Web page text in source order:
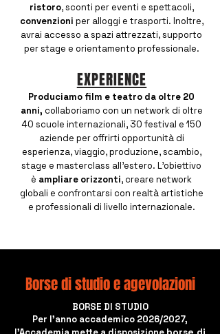
ristoro, sconti per eventi e spettacoli,
convenzioni per alloggi e trasporti. Inoltre,
avrai accesso a spazi attrezzati, supporto
per stage e orientamento professionale.
EXPERIENCE
Produciamo film e teatro da oltre 20
anni, collaboriamo con un network di oltre
40 scuole internazionali, 30 festival e 150
aziende per offrirti opportunità di
esperienza, viaggio, produzione, scambio,
stage e masterclass all'estero. L’obiettivo
è ampliare orizzonti, creare network
globali e confrontarsi con realtà artistiche
e professionali di livello internazionale.
Borse di studio e agevolazioni
BORSE DI STUDIO
Per l’anno accademico 2026/2027,